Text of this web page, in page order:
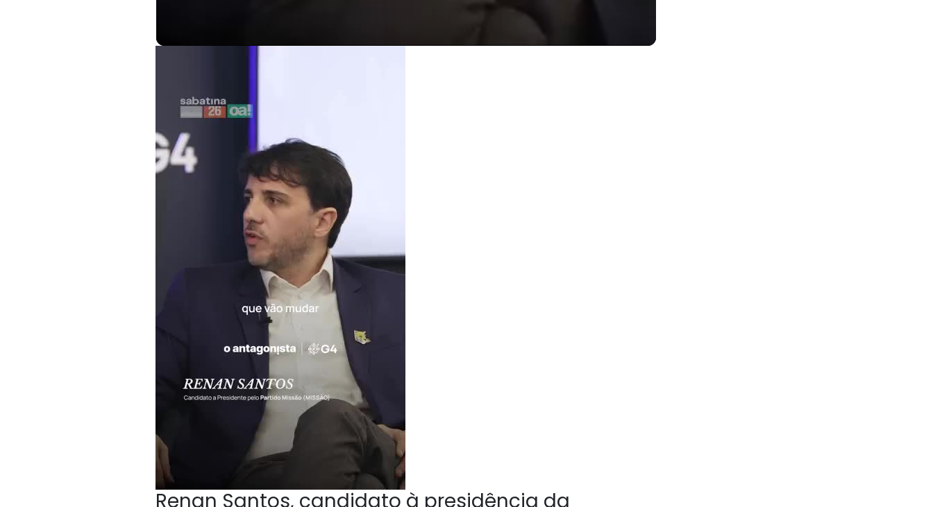
Renan Santos, candidato à presidência da